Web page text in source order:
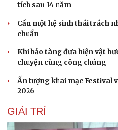
tích sau 14 năm
Cần một hệ sinh thái trách
chuẩn
Khi bảo tàng đưa hiện vật
chuyện cùng công chúng
Ấn tượng khai mạc Festival
2026
GIẢI TRÍ